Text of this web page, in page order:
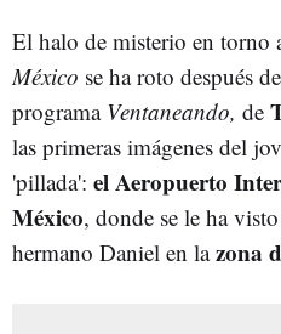
El halo de misterio en torno
México se ha roto después
programa Ventaneando, de
las primeras imágenes del
'pillada': el Aeropuerto
México, donde se le ha
hermano Daniel en lazona